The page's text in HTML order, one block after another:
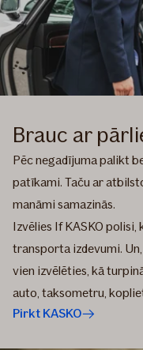
Brauc ar
Pēc negadījuma palikt
patīkami. Taču ar
manāmi samazinās.
Izvēlies If KASKO
transporta izdevumi.
vien izvēlēties, kā
auto, taksometru,
Pirkt KASKO